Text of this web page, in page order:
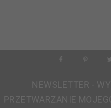
NEWSLETTER -
PRZETWARZANIE